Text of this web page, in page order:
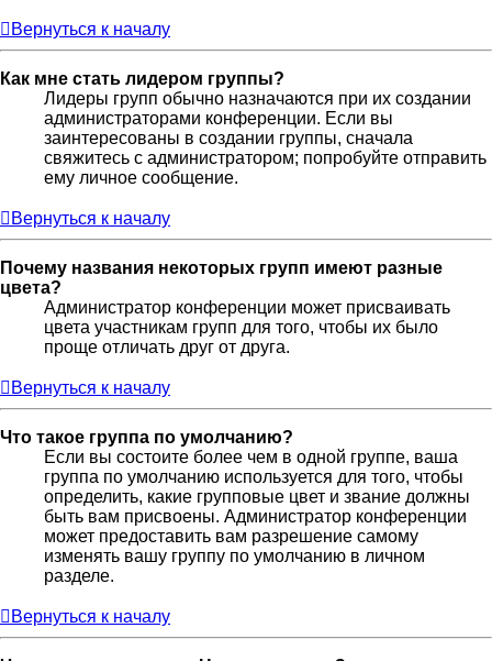
Вернуться к началу
Как мне стать лидером группы?
Лидеры групп обычно назначаются при их создании
администраторами конференции. Если вы
заинтересованы в создании группы, сначала
свяжитесь с администратором; попробуйте отправить
ему личное сообщение.
Вернуться к началу
Почему названия некоторых групп имеют разные
цвета?
Администратор конференции может присваивать
цвета участникам групп для того, чтобы их было
проще отличать друг от друга.
Вернуться к началу
Что такое группа по умолчанию?
Если вы состоите более чем в одной группе, ваша
группа по умолчанию используется для того, чтобы
определить, какие групповые цвет и звание должны
быть вам присвоены. Администратор конференции
может предоставить вам разрешение самому
изменять вашу группу по умолчанию в личном
разделе.
Вернуться к началу